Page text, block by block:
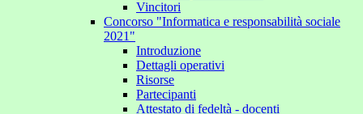
Vincitori
Concorso "Informatica e responsabilità sociale
2021"
Introduzione
Dettagli operativi
Risorse
Partecipanti
Attestato di fedeltà - docenti